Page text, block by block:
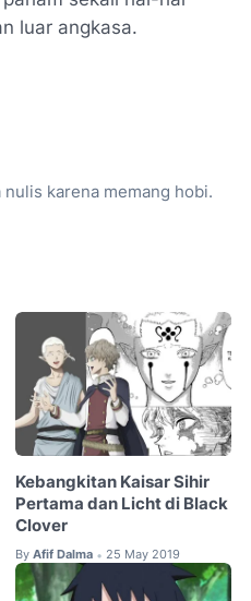
luar angkasa.
nulis karena memang hobi.
Kebangkitan Kaisar Sihir
Pertama dan Licht di Black
Clover
By Afif Dalma • 25 May 2019